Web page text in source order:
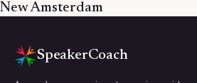
New Amsterdam
SpeakerCoach